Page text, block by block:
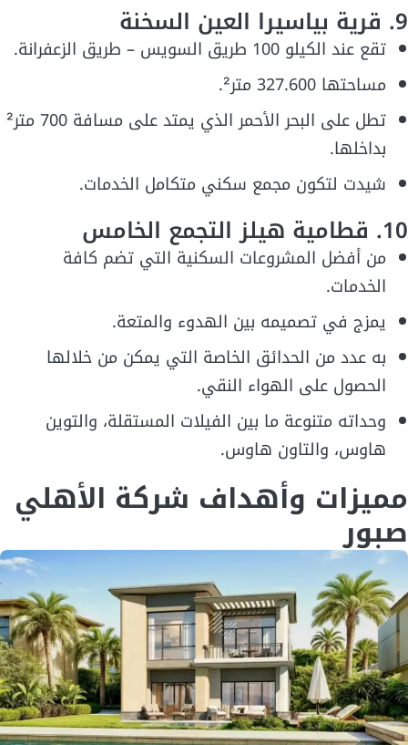
9. قرية بياسيرا العين السخنة
تقع عند الكيلو 100 طريق السويس – طريق الزعفرانة.
مساحتها 327.600 متر².
تطل على البحر الأحمر الذي يمتد على مسافة 700 متر²
بداخلها.
شيدت لتكون مجمع سكني متكامل الخدمات.
10. قطامية هيلز التجمع الخامس
من أفضل المشروعات السكنية التي تضم كافة
الخدمات.
يمزج في تصميمه بين الهدوء والمتعة.
به عدد من الحدائق الخاصة التي يمكن من خلالها
الحصول على الهواء النقي.
وحداته متنوعة ما بين الفيلات المستقلة، والتوين
هاوس، والتاون هاوس.
مميزات وأهداف شركة الأهلي
صبور